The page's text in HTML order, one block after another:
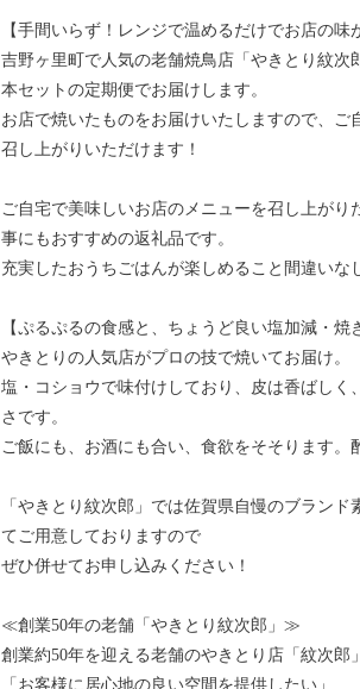
【手間いらず！レンジで温めるだけでお店の味
吉野ヶ里町で人気の老舗焼鳥店「やきとり紋
本セットの定期便でお届けします。
お店で焼いたものをお届けいたしますので、
召し上がりいただけます！
ご自宅で美味しいお店のメニューを召し上が
事にもおすすめの返礼品です。
充実したおうちごはんが楽しめること間違いな
【ぷるぷるの食感と、ちょうど良い塩加減・焼
やきとりの人気店がプロの技で焼いてお届け。
塩・コショウで味付けしており、皮は香ばし
さです。
ご飯にも、お酒にも合い、食欲をそそります。
「やきとり紋次郎」では佐賀県自慢のブラン
てご用意しておりますので
ぜひ併せてお申し込みください！
≪創業50年の老舗「やきとり紋次郎」≫
創業約50年を迎える老舗のやきとり店「紋次郎
「お客様に居心地の良い空間を提供したい」